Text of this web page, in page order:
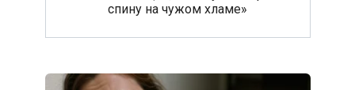
спину на чужом хламе»